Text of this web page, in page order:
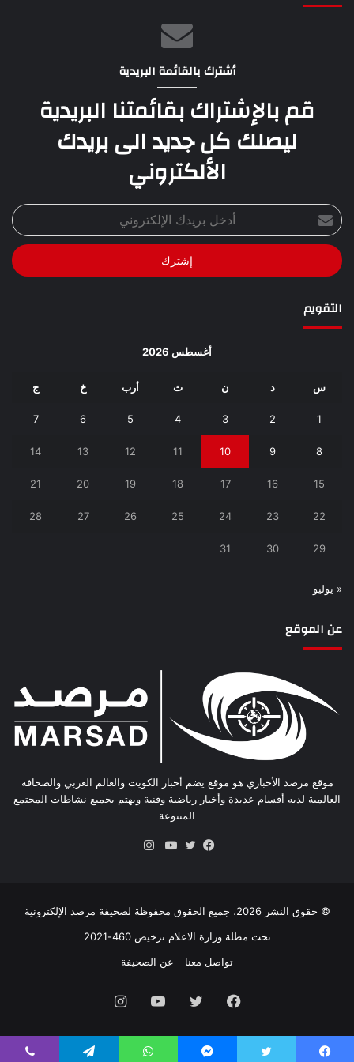
أشترك بالقائمة البريدية
قم بالإشتراك بقائمتنا البريدية
ليصلك كل جديد الى بريدك
الألكتروني
أدخل
بريدك
الإلكتروني
التقويم
أغسطس 2026
س د ن ث أرب خ ج
1
2
3
4
5
6
7
8
9
10
11
12
13
14
15
16
17
18
19
20
21
22
23
24
25
26
27
28
29
30
31
« يوليو
عن الموقع
موقع مرصد الأخباري هو موقع يضم أخبار الكويت والعالم العربي والصحافة
العالمية لديه أقسام عديدة وأخبار رياضية وفنية ويهتم بجميع نشاطات المجتمع
المتنوعة
© حقوق النشر 2026، جميع الحقوق محفوظة لصحيفة مرصد الإلكترونية
تحت مظلة وزارة الاعلام ترخيص 460-2021
تواصل معنا
عن الصحيفة
فيسبوك تويتر يوتيوب